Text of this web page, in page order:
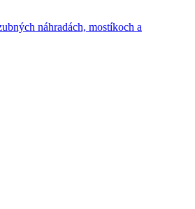
náhradách, mostíkoch a